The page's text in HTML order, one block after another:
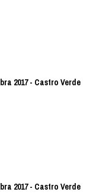
2017 - Castro Verde
2017 - Castro Verde